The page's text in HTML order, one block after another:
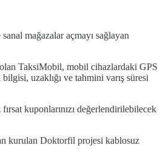
mağazalar açmayı sağlayan
TaksiMobil, mobil cihazlardaki GPS
uzaklığı ve tahmini varış süresi
kuponlarınızı değerlendirilebilecek
kurulan Doktorfil projesi kablosuz